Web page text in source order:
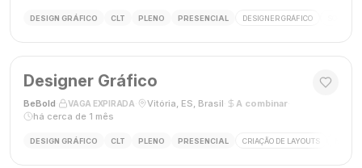
DESIGN GRÁFICO CLT PLENO PRESENCIAL DESIGNER GRÁFICO
Designer Gráfico
BeBold VAGA EXPIRADA Vitória, ES, Brasil A combinar·
há cerca de 1 mês
DESIGN GRÁFICO CLT PLENO PRESENCIAL CRIAÇÃO DE LAYOUTS